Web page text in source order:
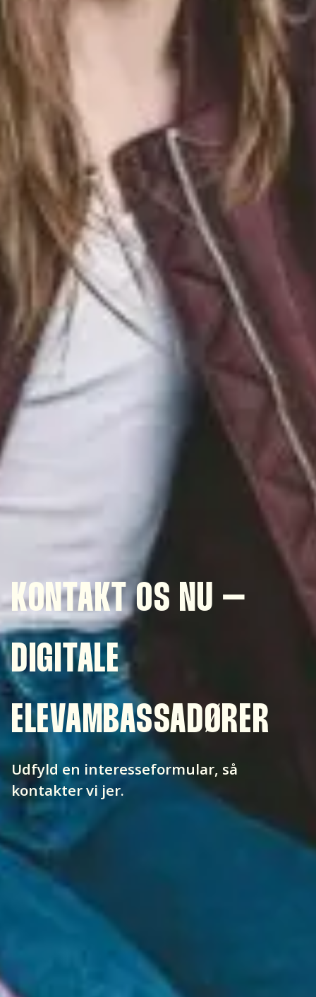
KONTAKT OS NU –
DIGITALE
ELEVAMBASSADØRER
Udfyld en interesseformular, så
kontakter vi jer.